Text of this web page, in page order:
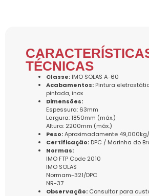
TÉCNICAS
Classe: IMO SOLAS A-60
Acabamentos: Pintura
pintada, inox
Dimensões:
Espessura: 63mm
Largura: 1850mm (máx.)
Altura: 2200mm (máx.)
Peso:Aproximadamente
Certificação: DPC / Marinha do
Normas:
IMO FTP Code 2010
IMO SOLAS
Normam-321/DPC
NR-37
Observação: Consultar para